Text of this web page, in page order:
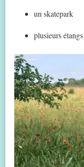
un skatepark
plusieurs étangs